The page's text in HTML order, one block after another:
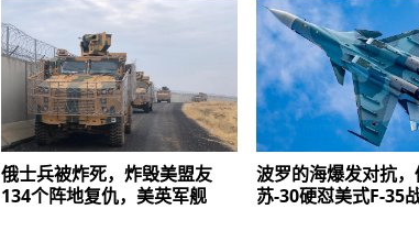
俄士兵被炸死，炸毁美盟友
134个阵地复仇，美英军舰
波罗的海爆发对抗
苏-30硬怼美式F-35